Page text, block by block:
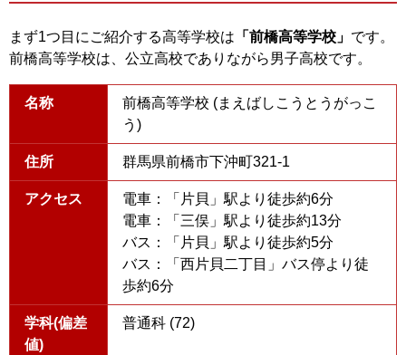
まず1つ目にご紹介する高等学校は 「前橋高等学校」 です。
前橋高等学校は、公立高校でありながら男子高校です。
名称
前橋高等学校 (まえばしこうとうがっこ
う)
住所 群馬県前橋市下沖町321-1
アクセス
電車：「片貝」駅より徒歩約6分
電車：「三俣」駅より徒歩約13分
バス：「片貝」駅より徒歩約5分
バス：「西片貝二丁目」バス停より徒
歩約6分
学科(偏差
値)
普通科 (72)